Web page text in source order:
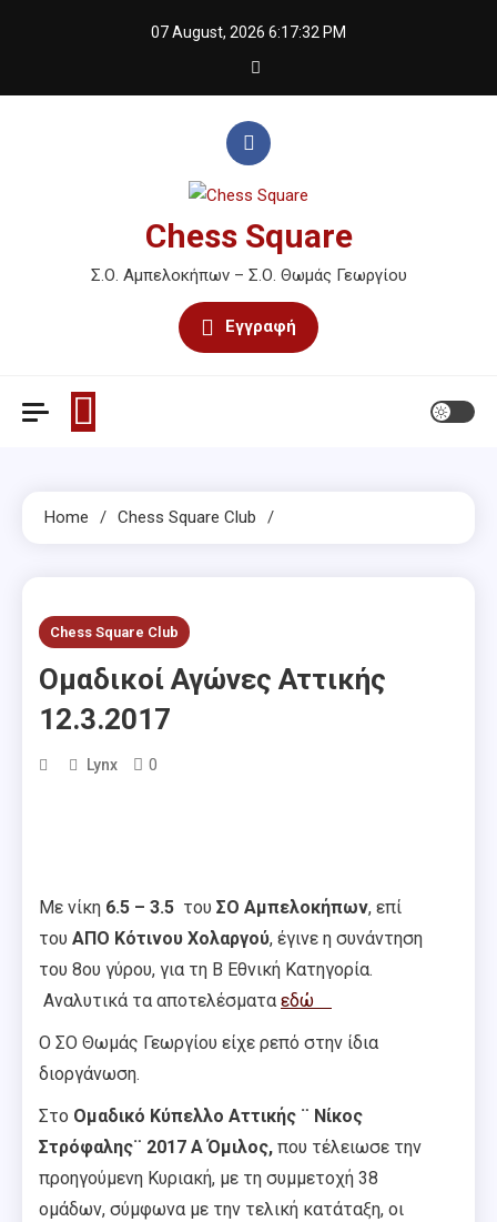
07 August, 2026 6:17:32 PM
Chess Square
Σ.Ο. Αμπελοκήπων – Σ.Ο. Θωμάς Γεωργίου
Εγγραφή
Home Chess Square Club
Chess Square Club
Ομαδικοί Αγώνες Αττικής
12.3.2017
Lynx 0
Με νίκη 6.5 – 3.5 του ΣΟ Αμπελοκήπων, επί
του ΑΠΟ Κότινου Χολαργού, έγινε η συνάντηση
του 8ου γύρου, για τη Β Εθνική Κατηγορία.
Αναλυτικά τα αποτελέσματα εδώ
Ο ΣΟ Θωμάς Γεωργίου είχε ρεπό στην ίδια
διοργάνωση.
Στο Ομαδικό Κύπελλο Αττικής ¨ Νίκος
Στρόφαλης¨ 2017 Α Όμιλος, που τέλειωσε την
προηγούμενη Κυριακή, με τη συμμετοχή 38
ομάδων, σύμφωνα με την τελική κατάταξη, οι